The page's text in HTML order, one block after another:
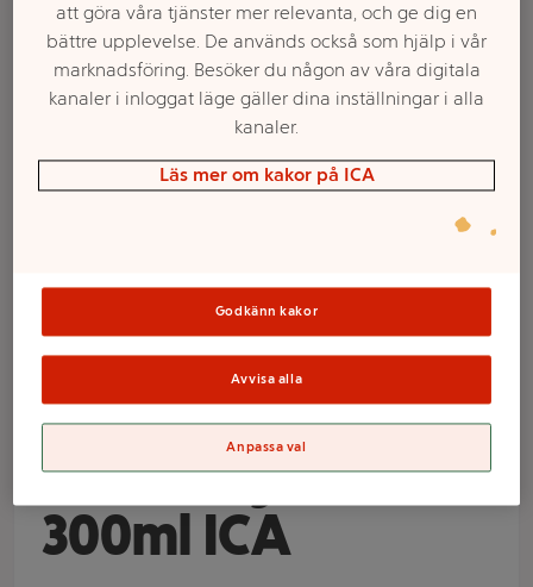
Handtvål
Blooming Lotus
300ml ICA
att göra våra tjänster mer relevanta, och ge dig en
bättre upplevelse. De används också som hjälp i vår
marknadsföring. Besöker du någon av våra digitala
kanaler i inloggat läge gäller dina inställningar i alla
kanaler.
Läs mer om kakor på ICA
Godkänn kakor
Avvisa alla
Anpassa val